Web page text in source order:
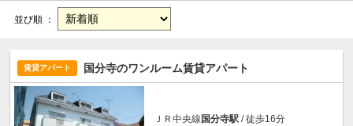
並び順 ：
賃貸アパート 国分寺のワンルーム賃貸アパート
ＪＲ中央線 国分寺駅 / 徒歩16分